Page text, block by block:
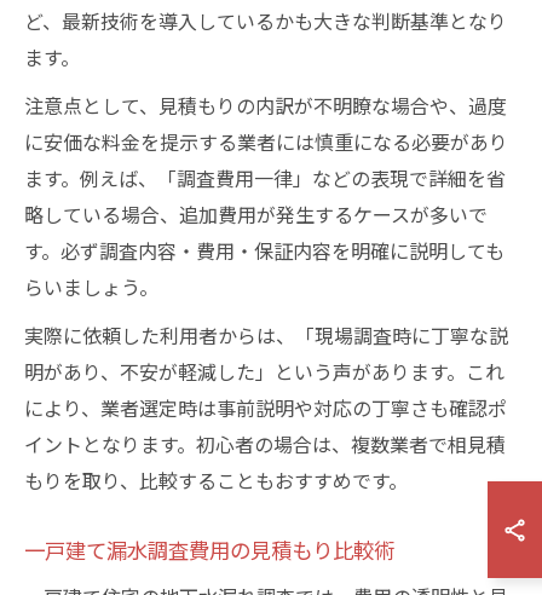
ど、最新技術を導入しているかも大きな判断基準となり
ます。
注意点として、見積もりの内訳が不明瞭な場合や、過度
に安価な料金を提示する業者には慎重になる必要があり
ます。例えば、「調査費用一律」などの表現で詳細を省
略している場合、追加費用が発生するケースが多いで
す。必ず調査内容・費用・保証内容を明確に説明しても
らいましょう。
実際に依頼した利用者からは、「現場調査時に丁寧な説
明があり、不安が軽減した」という声があります。これ
により、業者選定時は事前説明や対応の丁寧さも確認ポ
イントとなります。初心者の場合は、複数業者で相見積
もりを取り、比較することもおすすめです。
一戸建て漏水調査費用の見積もり比較術